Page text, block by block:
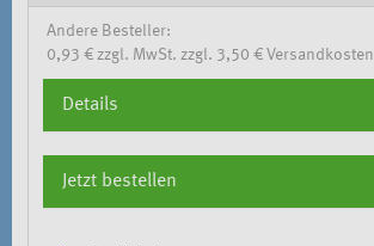
Andere Besteller:
0,93 € zzgl. MwSt. zzgl. 3,50 € Versandkosten
Details
Jetzt bestellen